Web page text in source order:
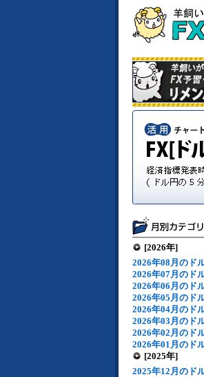
[2026年]
2026年08月のド
2026年07月のド
2026年06月のド
2026年05月のド
2026年04月のド
2026年03月のド
2026年02月のド
2026年01月のド
[2025年]
2025年12月のド